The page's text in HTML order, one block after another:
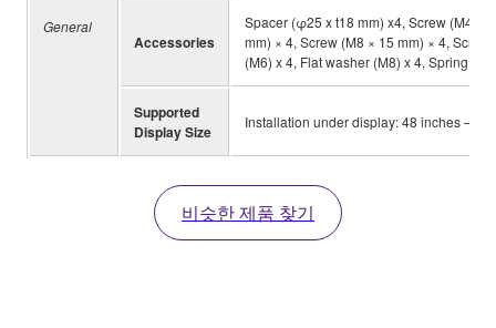
General
Accessories
Spacer (φ25 x t18 mm) x4, Screw (M4 ×
mm) × 4, Screw (M8 × 15 mm) × 4,
(M6) x 4, Flat washer (M8) x 4, Spring
Supported
Display Size
Installation under display: 48 inches –
비슷한 제품 찾기